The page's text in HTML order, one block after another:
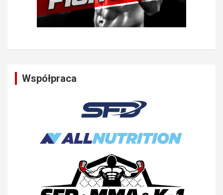
Współpraca